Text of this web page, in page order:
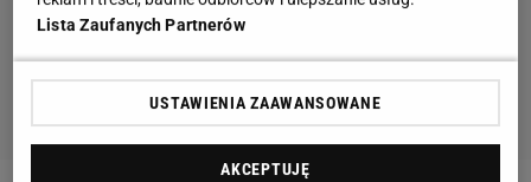
Lista Zaufanych Partnerów
USTAWIENIA ZAAWANSOWANE
AKCEPTUJĘ